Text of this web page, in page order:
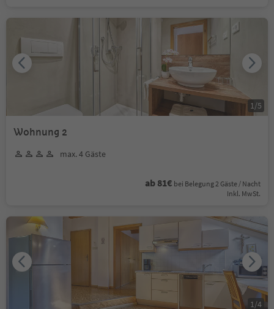
Wohnung 2
max. 4 Gäste
ab 81€ bei Belegung 2 Gäste / Nacht
Inkl. MwSt.
1 /5
1 /4